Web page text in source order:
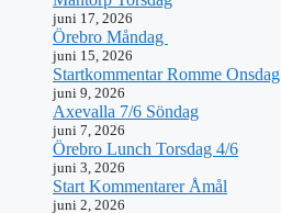
juni 17, 2026
Örebro Måndag
juni 15, 2026
Startkommentar Romme Onsdag
juni 9, 2026
Axevalla 7/6 Söndag
juni 7, 2026
Örebro Lunch Torsdag 4/6
juni 3, 2026
Start Kommentarer Åmål
juni 2, 2026